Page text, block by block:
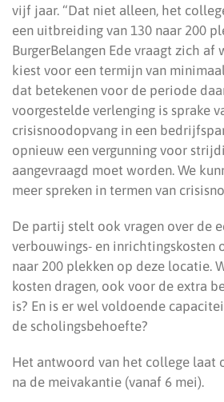
vijf jaar. “Dat niet alleen, het
een uitbreiding van 130 naar 200
BurgerBelangen Ede vraagt zich
kiest voor een termijn van
dat betekenen voor de periode
voorgestelde verlenging is sprake
crisisnoodopvang in een
opnieuw een vergunning voor
aangevraagd moet worden. We
meer spreken in termen van
De partij stelt ook vragen over de
verbouwings- en inrichtingskosten
naar 200 plekken op deze locatie.
kosten dragen, ook voor de extra
is? En is er wel voldoende
de scholingsbehoefte?
Het antwoord van het college laat
na de meivakantie (vanaf 6 mei).